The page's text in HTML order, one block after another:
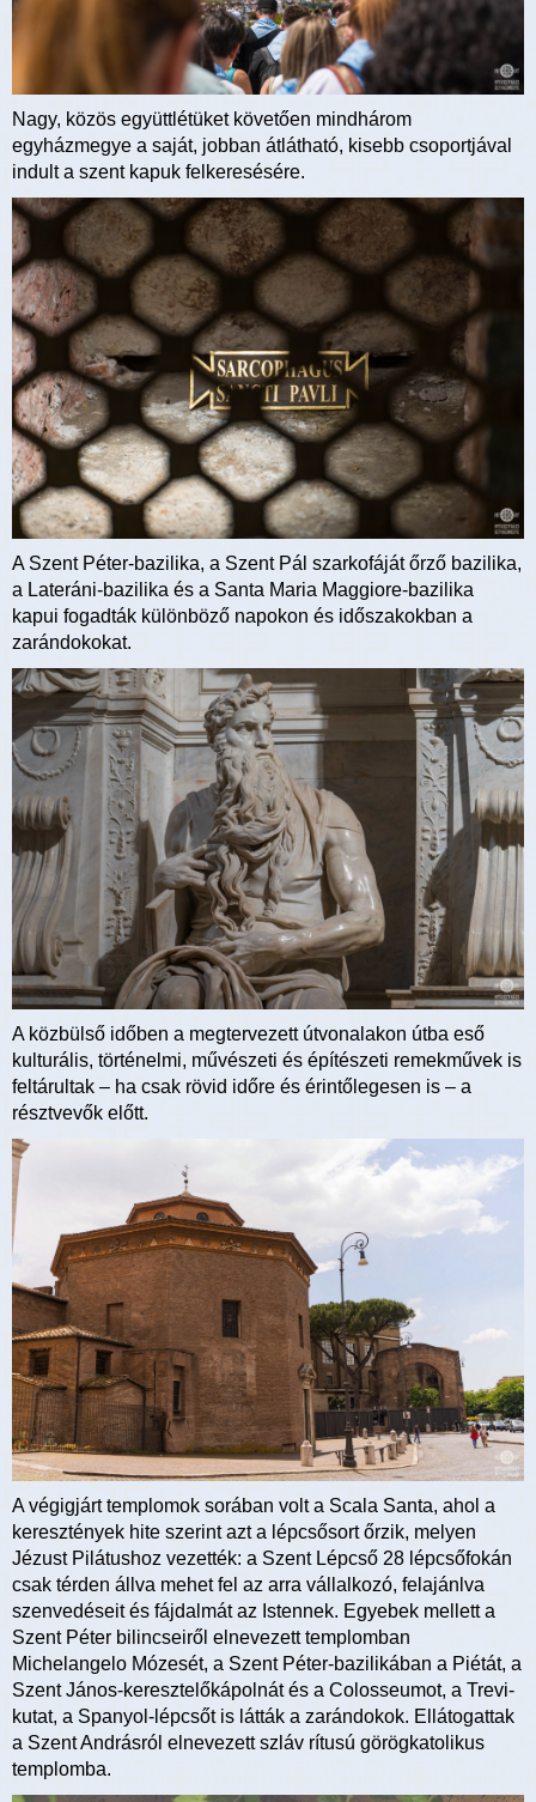
Nagy, közös együttlétüket követően mindhárom
egyházmegye a saját, jobban átlátható, kisebb csoportjával
indult a szent kapuk felkeresésére.
A Szent Péter-bazilika, a Szent Pál szarkofáját őrző bazilika,
a Lateráni-bazilika és a Santa Maria Maggiore-bazilika
kapui fogadták különböző napokon és időszakokban a
zarándokokat.
A közbülső időben a megtervezett útvonalakon útba eső
kulturális, történelmi, művészeti és építészeti remekművek is
feltárultak – ha csak rövid időre és érintőlegesen is – a
résztvevők előtt.
A végigjárt templomok sorában volt a Scala Santa, ahol a
keresztények hite szerint azt a lépcsősort őrzik, melyen
Jézust Pilátushoz vezették: a Szent Lépcső 28 lépcsőfokán
csak térden állva mehet fel az arra vállalkozó, felajánlva
szenvedéseit és fájdalmát az Istennek. Egyebek mellett a
Szent Péter bilincseiről elnevezett templomban
Michelangelo Mózesét, a Szent Péter-bazilikában a Piétát, a
Szent János-keresztelőkápolnát és a Colosseumot, a Trevi-
kutat, a Spanyol-lépcsőt is látták a zarándokok. Ellátogattak
a Szent Andrásról elnevezett szláv rítusú görögkatolikus
templomba.